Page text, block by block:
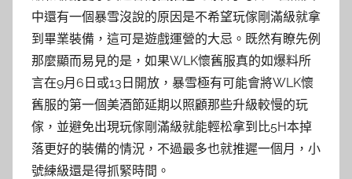
中還有一個暴雪沒說的原因是不希望玩傢剛滿級就拿
到畢業裝備，這可是遊戲運營的大忌。既然有瞭先例
那麼顯而易見的是，如果WLK懷舊服真的如爆料所
言在9月6日或13日開放，暴雪極有可能會將WLK懷
舊服的第一個美酒節延期以照顧那些升級較慢的玩
傢，並避免出現玩傢剛滿級就能輕松拿到比5H本掉
落更好的裝備的情況，不過最多也就推遲一個月，小
號練級還是得抓緊時間。